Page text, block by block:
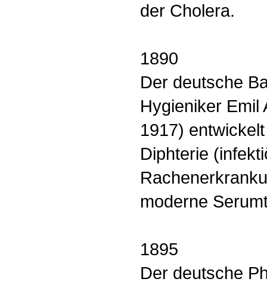
der Cholera.
1890
Der deutsche
Hygieniker Emil
1917)
Diphterie
moderne
1895
Der deutsche